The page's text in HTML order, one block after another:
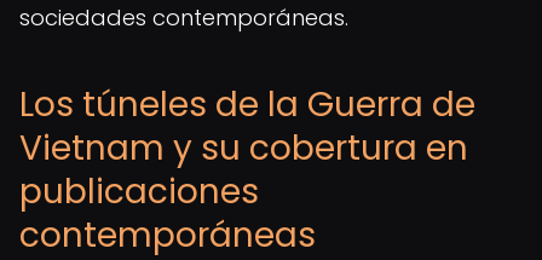
sociedades contemporáneas.
Los túneles de la Guerra de
Vietnam y su cobertura en
publicaciones
contemporáneas